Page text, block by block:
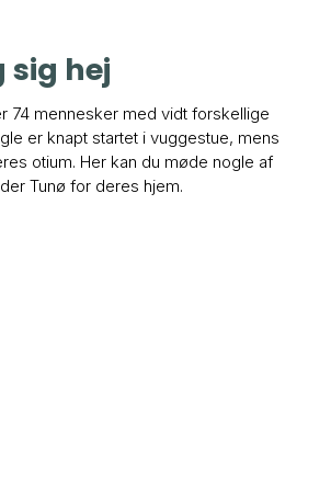
sig hej
74 mennesker med vidt forskellige
er knapt startet i vuggestue, mens
otium. Her kan du møde nogle af
Tunø for deres hjem.